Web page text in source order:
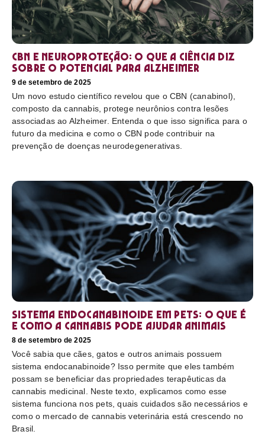
CBN e neuroproteção: o que a ciência diz
sobre o potencial para Alzheimer
9 de setembro de 2025
Um novo estudo científico revelou que o CBN (canabinol),
composto da cannabis, protege neurônios contra lesões
associadas ao Alzheimer. Entenda o que isso significa para o
futuro da medicina e como o CBN pode contribuir na
prevenção de doenças neurodegenerativas.
Sistema endocanabinoide em pets: o que é
e como a cannabis pode ajudar animais
8 de setembro de 2025
Você sabia que cães, gatos e outros animais possuem
sistema endocanabinoide? Isso permite que eles também
possam se beneficiar das propriedades terapêuticas da
cannabis medicinal. Neste texto, explicamos como esse
sistema funciona nos pets, quais cuidados são necessários e
como o mercado de cannabis veterinária está crescendo no
Brasil.